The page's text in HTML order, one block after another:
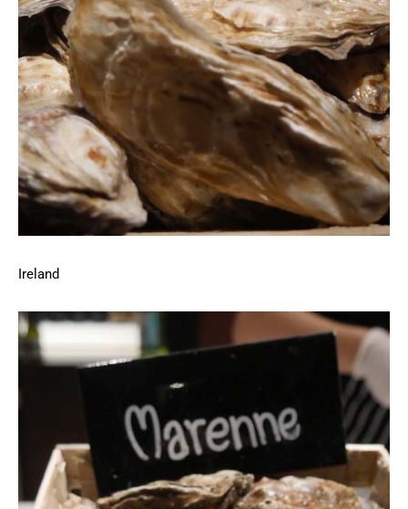
Ireland